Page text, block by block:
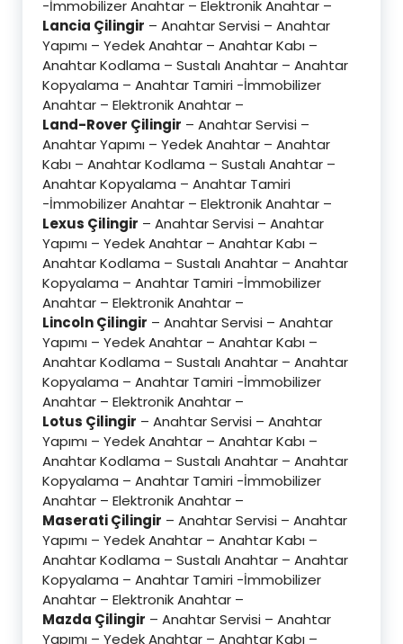
-İmmobilizer Anahtar – Elektronik Anahtar –
Lancia Çilingir – Anahtar Servisi – Anahtar
Yapımı – Yedek Anahtar – Anahtar Kabı –
Anahtar Kodlama – Sustalı Anahtar – Anahtar
Kopyalama – Anahtar Tamiri -İmmobilizer
Anahtar – Elektronik Anahtar –
Land-Rover Çilingir – Anahtar Servisi –
Anahtar Yapımı – Yedek Anahtar – Anahtar
Kabı – Anahtar Kodlama – Sustalı Anahtar –
Anahtar Kopyalama – Anahtar Tamiri
-İmmobilizer Anahtar – Elektronik Anahtar –
Lexus Çilingir – Anahtar Servisi – Anahtar
Yapımı – Yedek Anahtar – Anahtar Kabı –
Anahtar Kodlama – Sustalı Anahtar – Anahtar
Kopyalama – Anahtar Tamiri -İmmobilizer
Anahtar – Elektronik Anahtar –
Lincoln Çilingir – Anahtar Servisi – Anahtar
Yapımı – Yedek Anahtar – Anahtar Kabı –
Anahtar Kodlama – Sustalı Anahtar – Anahtar
Kopyalama – Anahtar Tamiri -İmmobilizer
Anahtar – Elektronik Anahtar –
Lotus Çilingir – Anahtar Servisi – Anahtar
Yapımı – Yedek Anahtar – Anahtar Kabı –
Anahtar Kodlama – Sustalı Anahtar – Anahtar
Kopyalama – Anahtar Tamiri -İmmobilizer
Anahtar – Elektronik Anahtar –
Maserati Çilingir – Anahtar Servisi – Anahtar
Yapımı – Yedek Anahtar – Anahtar Kabı –
Anahtar Kodlama – Sustalı Anahtar – Anahtar
Kopyalama – Anahtar Tamiri -İmmobilizer
Anahtar – Elektronik Anahtar –
Mazda Çilingir – Anahtar Servisi – Anahtar
Yapımı – Yedek Anahtar – Anahtar Kabı –